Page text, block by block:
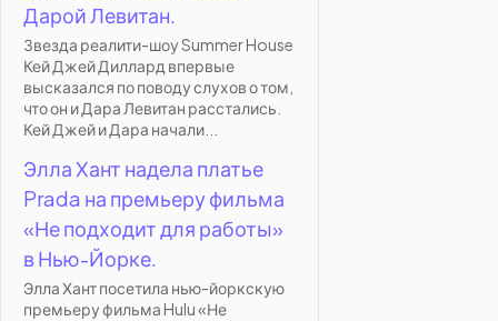
Дарой Левитан.
Звезда реалити-шоу Summer House
Кей Джей Диллард впервые
высказался по поводу слухов о том,
что он и Дара Левитан расстались.
Кей Джей и Дара начали...
Элла Хант надела платье
Prada на премьеру фильма
«Не подходит для работы»
в Нью-Йорке.
Элла Хант посетила нью-йоркскую
премьеру фильма Hulu «Не